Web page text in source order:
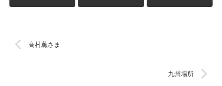
高村薫さま
九州場所